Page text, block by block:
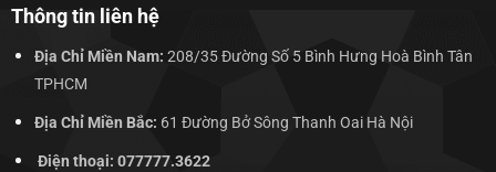
Thông tin liên hệ
Địa Chỉ Miền Nam: 208/35 Đường Số 5 Bình Hưng Hoà Bình Tân
TPHCM
Địa Chỉ Miền Bắc: 61 Đường Bở Sông Thanh Oai Hà Nội
Điện thoại: 077777.3622